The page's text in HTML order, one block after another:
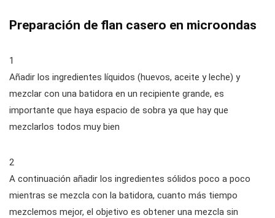
Preparación de flan casero en microondas
1
Añadir los ingredientes líquidos (huevos, aceite y leche) y
mezclar con una batidora en un recipiente grande, es
importante que haya espacio de sobra ya que hay que
mezclarlos todos muy bien
2
A continuación añadir los ingredientes sólidos poco a poco
mientras se mezcla con la batidora, cuanto más tiempo
mezclemos mejor, el objetivo es obtener una mezcla sin